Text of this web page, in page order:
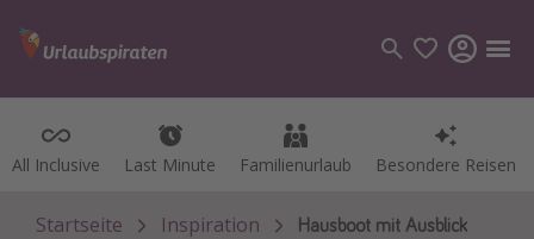
All Inclusive Last Minute Familienurlaub Besondere Reisen
All Inclusive Last Minute Familienurlaub Besondere Reisen
Kategorien
Flüge
Startseite Inspiration Hausboot mit Ausblick